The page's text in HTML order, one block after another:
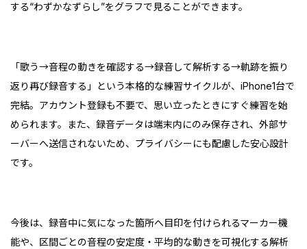
する“わずかなずらし”をグラフで見ることができます。
「歌う→音程の動きを確認する→録音して解析する→軌跡を振り
返り再び録音する」という本格的な練習サイクルが、iPhone1台で
完結。アカウント登録も不要で、思い立ったときにすぐ練習を始
められます。また、録音データは端末内にのみ保存され、外部サ
ーバーへ送信されないため、プライバシーにも配慮した安心設計
です。
今後は、録音中に気になった箇所へ目印を付けられるマーカー機
能や、区間ごとの音程の安定度・平均的な動きを可視化する解析